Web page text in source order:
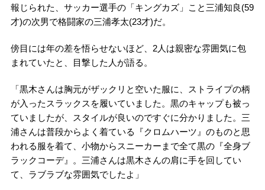
報じられた、サッカー選手の「キングカズ」こと三浦知良(59
才)の次男で格闘家の三浦孝太(23才)だ。
傍目には年の差を悟らせないほど、2人は親密な雰囲気に包
まれていたと、目撃した人が語る。
「黒木さんは胸元がザックリと空いた服に、ストライプの柄
が入ったスラックスを履いていました。黒のキャップも被っ
ていましたが、スタイルが良いのですぐに分かりました。三
浦さんは普段からよく着ている『クロムハーツ』のものと思
われる服を着て、小物からスニーカーまで全て黒の『全身ブ
ラックコーデ』。三浦さんは黒木さんの肩に手を回してい
て、ラブラブな雰囲気でしたよ」